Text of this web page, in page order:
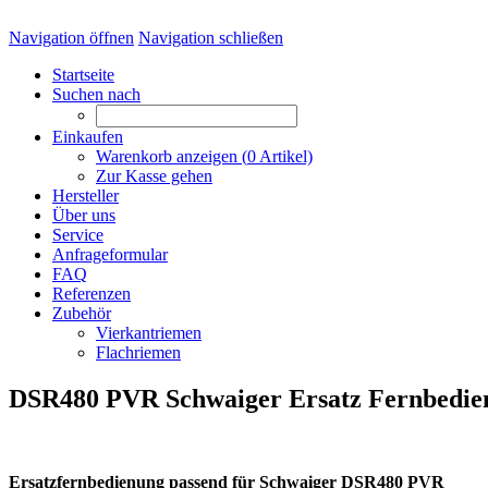
Navigation öffnen Navigation schließen
Startseite
Suchen nach
Einkaufen
Warenkorb anzeigen (0 Artikel)
Zur Kasse gehen
Hersteller
Über uns
Service
Anfrageformular
FAQ
Referenzen
Zubehör
Vierkantriemen
Flachriemen
DSR480 PVR Schwaiger Ersatz
Ersatzfernbedienung passend für Schwaiger DSR480 PVR